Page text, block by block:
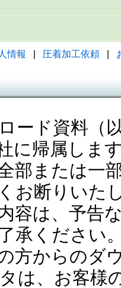
情報 圧着加工依頼
ード資料（
に帰属しま
部または一
お断りいた
容は、予告
承ください
方からのダ
は、お客様